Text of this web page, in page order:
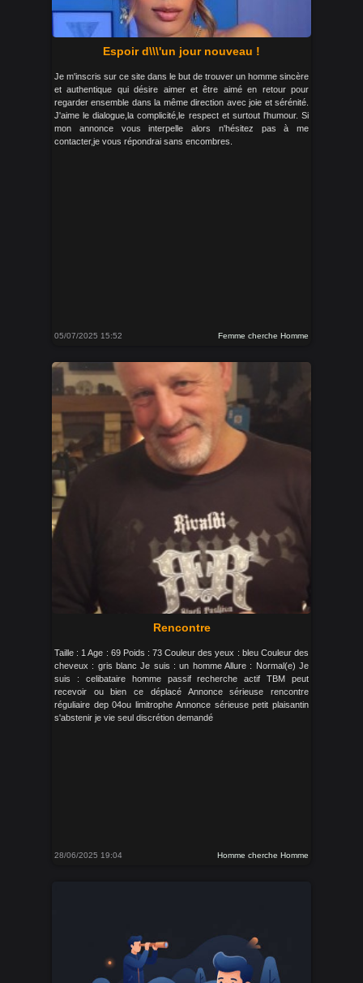
Espoir d\\\'un jour nouveau !
Je m'inscris sur ce site dans le but de trouver un homme sincère
et authentique qui désire aimer et être aimé en retour pour
regarder ensemble dans la même direction avec joie et sérénité.
J'aime le dialogue,la complicité,le respect et surtout l'humour. Si
mon annonce vous interpelle alors n'hésitez pas à me
contacter,je vous répondrai sans encombres.
05/07/2025 15:52 Femme cherche Homme
Rencontre
Taille : 1 Age : 69 Poids : 73 Couleur des yeux : bleu Couleur des
cheveux : gris blanc Je suis : un homme Allure : Normal(e) Je
suis : celibataire homme passif recherche actif TBM peut
recevoir ou bien ce déplacé Annonce sérieuse rencontre
réguliaire dep 04ou limitrophe Annonce sérieuse petit plaisantin
s'abstenir je vie seul discrétion demandé
28/06/2025 19:04 Homme cherche Homme